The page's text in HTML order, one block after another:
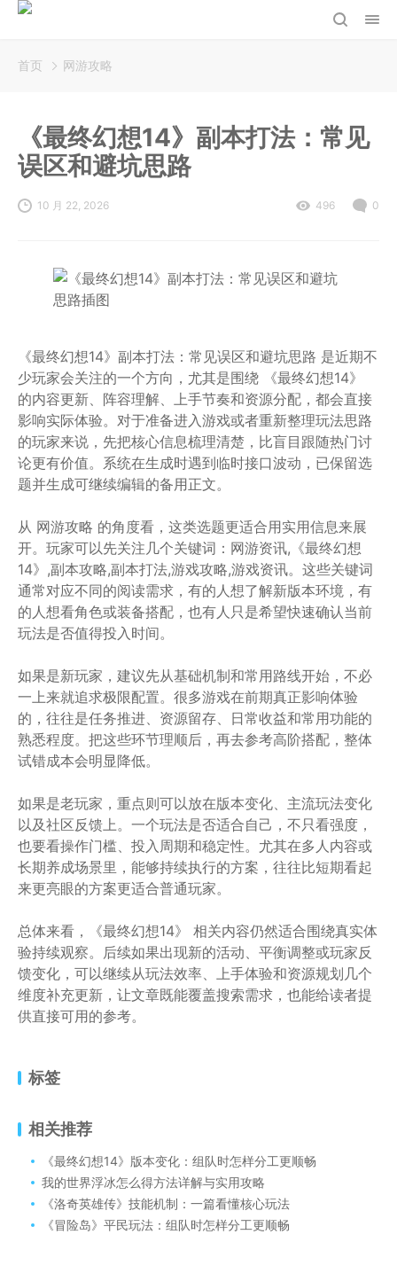
首页 网游攻略
《最终幻想14》副本打法：常见
误区和避坑思路
10 月 22, 2026 496 0
《最终幻想14》副本打法：常见误区和避坑思路 是近期不
少玩家会关注的一个方向，尤其是围绕 《最终幻想14》
的内容更新、阵容理解、上手节奏和资源分配，都会直接
影响实际体验。对于准备进入游戏或者重新整理玩法思路
的玩家来说，先把核心信息梳理清楚，比盲目跟随热门讨
论更有价值。系统在生成时遇到临时接口波动，已保留选
题并生成可继续编辑的备用正文。
从 网游攻略 的角度看，这类选题更适合用实用信息来展
开。玩家可以先关注几个关键词：网游资讯,《最终幻想
14》,副本攻略,副本打法,游戏攻略,游戏资讯。这些关键词
通常对应不同的阅读需求，有的人想了解新版本环境，有
的人想看角色或装备搭配，也有人只是希望快速确认当前
玩法是否值得投入时间。
如果是新玩家，建议先从基础机制和常用路线开始，不必
一上来就追求极限配置。很多游戏在前期真正影响体验
的，往往是任务推进、资源留存、日常收益和常用功能的
熟悉程度。把这些环节理顺后，再去参考高阶搭配，整体
试错成本会明显降低。
如果是老玩家，重点则可以放在版本变化、主流玩法变化
以及社区反馈上。一个玩法是否适合自己，不只看强度，
也要看操作门槛、投入周期和稳定性。尤其在多人内容或
长期养成场景里，能够持续执行的方案，往往比短期看起
来更亮眼的方案更适合普通玩家。
总体来看，《最终幻想14》 相关内容仍然适合围绕真实体
验持续观察。后续如果出现新的活动、平衡调整或玩家反
馈变化，可以继续从玩法效率、上手体验和资源规划几个
维度补充更新，让文章既能覆盖搜索需求，也能给读者提
供直接可用的参考。
标签
相关推荐
《最终幻想14》版本变化：组队时怎样分工更顺畅
我的世界浮冰怎么得方法详解与实用攻略
《洛奇英雄传》技能机制：一篇看懂核心玩法
《冒险岛》平民玩法：组队时怎样分工更顺畅